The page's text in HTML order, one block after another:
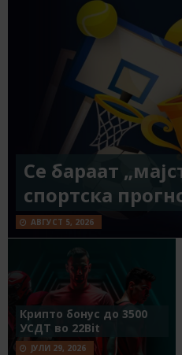
Се бараат
спортска
АВГУСТ 5, 2026
Крипто бонус до 3500
УСДТ во 22Bit
ЈУЛИ 29, 2026